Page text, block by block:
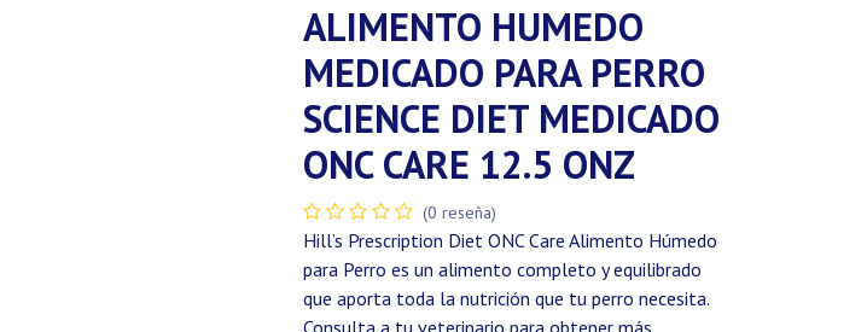
ALIMENTO HUMEDO
MEDICADO PARA PERRO
SCIENCE DIET MEDICADO
ONC CARE 12.5 ONZ
(0 reseña)
Hill’s Prescription Diet ONC Care Alimento Húmedo
para Perro es un alimento completo y equilibrado
que aporta toda la nutrición que tu perro necesita.
Consulta a tu veterinario para obtener más